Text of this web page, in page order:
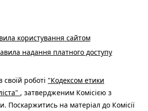
користування сайтом
надання платного доступу
своїй роботі "Кодексом етики
, затвердженим Комісією з
Поскаржитись на матеріал до Комісії